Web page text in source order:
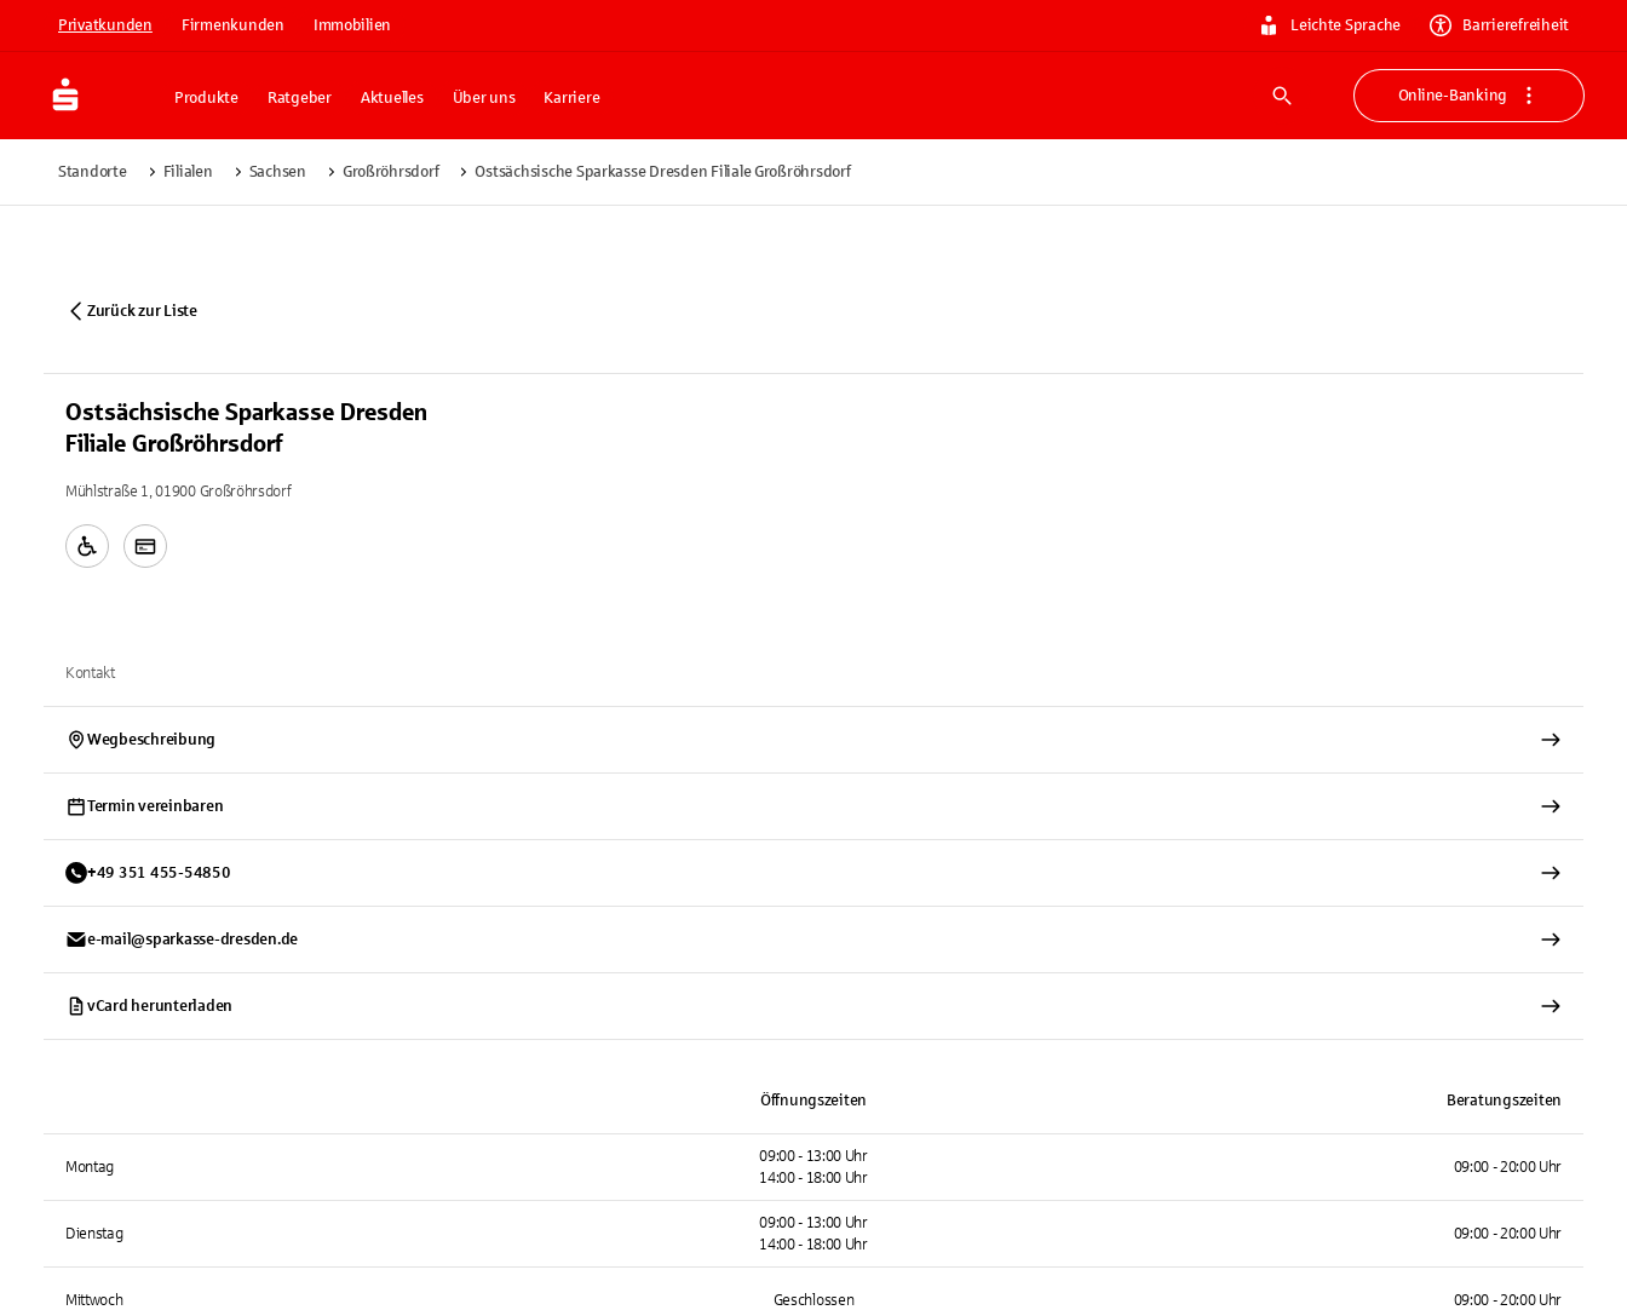
Privatkunden Firmenkunden Immobilien Leichte Sprache Barrierefreiheit
Produkte Ratgeber Aktuelles Über uns Karriere
Suche
Online-Banking
Standorte Filialen Sachsen Großröhrsdorf Ostsächsische Sparkasse Dresden Filiale Großröhrsdorf
Zurück zur Liste
Ostsächsische Sparkasse Dresden
Filiale Großröhrsdorf
Mühlstraße 1, 01900 Großröhrsdorf
Kontakt
Wegbeschreibung
Termin vereinbaren
+49 351 455-54850
e-mail@sparkasse-dresden.de
vCard herunterladen
Öffnungszeiten Beratungszeiten
Montag
09:00 - 13:00 Uhr
14:00 - 18:00 Uhr
09:00 - 20:00 Uhr
Dienstag
09:00 - 13:00 Uhr
14:00 - 18:00 Uhr
09:00 - 20:00 Uhr
Mittwoch Geschlossen 09:00 - 20:00 Uhr